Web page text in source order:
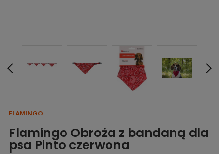
FLAMINGO
Flamingo Obroża z bandaną dla
psa Pinto czerwona